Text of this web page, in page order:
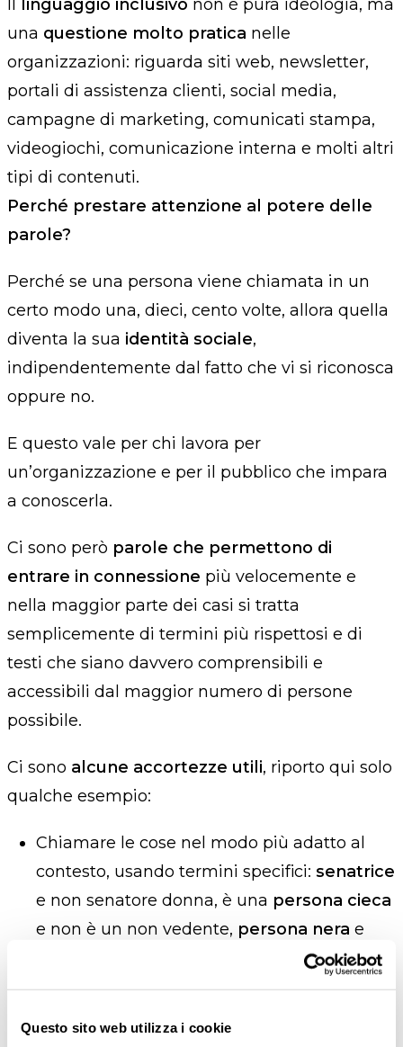
Questo sito web utilizza i cookie
linguaggio inclusivo non è pura ideologia, ma
una questione molto pratica nelle
organizzazioni: riguarda siti web, newsletter,
portali di assistenza clienti, social media,
campagne di marketing, comunicati stampa,
videogiochi, comunicazione interna e molti altri
tipi di contenuti.
Perché prestare attenzione al potere delle
parole?
Perché se una persona viene chiamata in un
certo modo una, dieci, cento volte, allora quella
diventa la sua identità sociale,
indipendentemente dal fatto che vi si riconosca
oppure no.
E questo vale per chi lavora per
un’organizzazione e per il pubblico che impara
a conoscerla.
Ci sono però parole che permettono di
entrare in connessione più velocemente e
nella maggior parte dei casi si tratta
semplicemente di termini più rispettosi e di
testi che siano davvero comprensibili e
accessibili dal maggior numero di persone
possibile.
Ci sono alcune accortezze utili, riporto qui solo
qualche esempio:
Chiamare le cose nel modo più adatto al
contesto, usando termini specifici: senatrice
e non senatore donna, è una persona cieca
e non è un non vedente, persona nera e
visto che anche il
bianco è un colore della pelle e così via.